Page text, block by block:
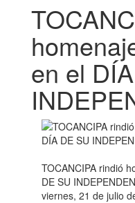
en el
TOCANCIPA rindió
DE SU
viernes, 21 de julio